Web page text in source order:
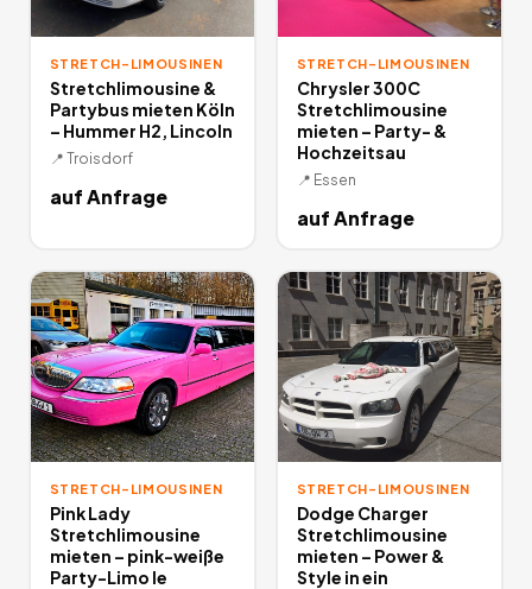
STRETCH-LIMOUSINEN
Stretchlimousine &
Partybus mieten Köln
– Hummer H2, Lincoln
📍 Troisdorf
auf Anfrage
STRETCH-LIMOUSINEN
Chrysler 300C
Stretchlimousine
mieten – Party- &
Hochzeitsau
📍 Essen
auf Anfrage
STRETCH-LIMOUSINEN
Pink Lady
Stretchlimousine
mieten – pink-weiße
Party-Limo le
STRETCH-LIMOUSINEN
Dodge Charger
Stretchlimousine
mieten – Power &
Style in ein